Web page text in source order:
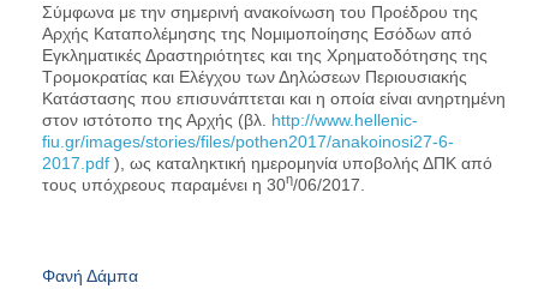
Σύμφωνα με την σημερινή ανακοίνωση του Προέδρου της
Αρχής Καταπολέμησης της Νομιμοποίησης Εσόδων από
Εγκληματικές Δραστηριότητες και της Χρηματοδότησης της
Τρομοκρατίας και Ελέγχου των Δηλώσεων Περιουσιακής
Κατάστασης που επισυνάπτεται και η οποία είναι ανηρτημένη
στον ιστότοπο της Αρχής (βλ. http://www.hellenic-
fiu.gr/images/stories/files/pothen2017/anakoinosi27-6-
2017.pdf ), ως καταληκτική ημερομηνία υποβολής ΔΠΚ από
τους υπόχρεους παραμένει η 30η/06/2017
Φανή Δάμπα